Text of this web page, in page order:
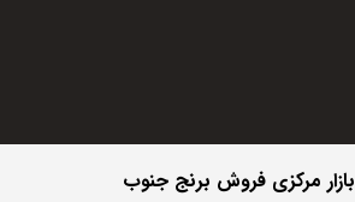
بازار مرکزی فروش برنج جنوب